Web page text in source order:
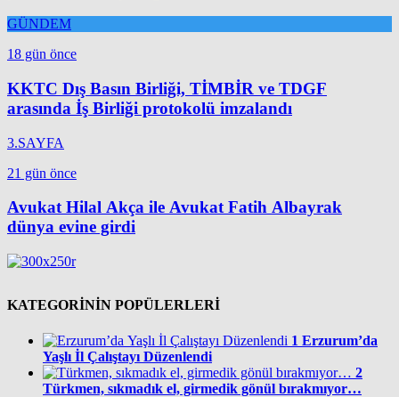
GÜNDEM
18 gün önce
KKTC Dış Basın Birliği, TİMBİR ve TDGF
arasında İş Birliği protokolü imzalandı
3.SAYFA
21 gün önce
Avukat Hilal Akça ile Avukat Fatih Albayrak
dünya evine girdi
KATEGORİNİN POPÜLERLERİ
1 Erzurum’da
Yaşlı İl Çalıştayı Düzenlendi
2
Türkmen, sıkmadık el, girmedik gönül bırakmıyor…